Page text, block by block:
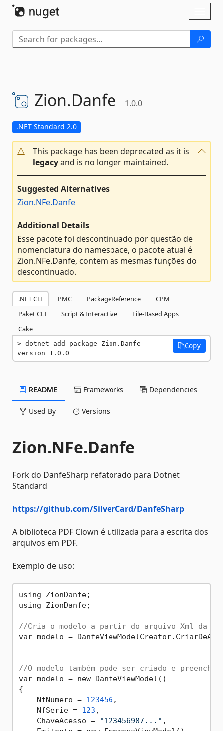
Zion.Danfe 1.0.0
.NET Standard 2.0
This package has been deprecated as it is
legacyand is no longer maintained.
Suggested Alternatives
Zion.NFe.Danfe
Additional Details
Esse pacote foi descontinuado por questão de
nomenclatura do namespace, o pacote atual é
Zion.NFe.Danfe, contem as mesmas funções do
descontinuado.
.NET CLI PMC PackageReference
CPM
Paket CLI
Script & Interactive
File-Based Apps
Cake
dotnet add package Zion.Danfe --
version 1.0.0
Copy
README Frameworks Dependencies
Used By Versions
Zion.NFe.Danfe
Fork do DanfeSharp refatorado para Dotnet
Standard
https://github.com/SilverCard/DanfeSharp
A biblioteca PDF Clown é utilizada para a escrita dos
arquivos em PDF.
Exemplo de uso:
using ZionDanfe;
using ZionDanfe;
//Cria o modelo a partir do arquivo Xml da
var modelo =
//O modelo também pode ser criado e
var modelo = new DanfeViewModel()
{
    NfNumero =
123456 ,
    NfSerie =
123 ,
    ChaveAcesso =
"123456987..." ,